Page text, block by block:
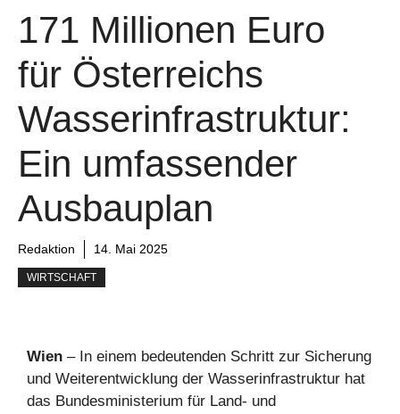
171 Millionen Euro
für Österreichs
Wasserinfrastruktur:
Ein umfassender
Ausbauplan
Redaktion 14. Mai 2025
WIRTSCHAFT
Wien – In einem bedeutenden Schritt zur Sicherung
und Weiterentwicklung der Wasserinfrastruktur hat
das Bundesministerium für Land- und